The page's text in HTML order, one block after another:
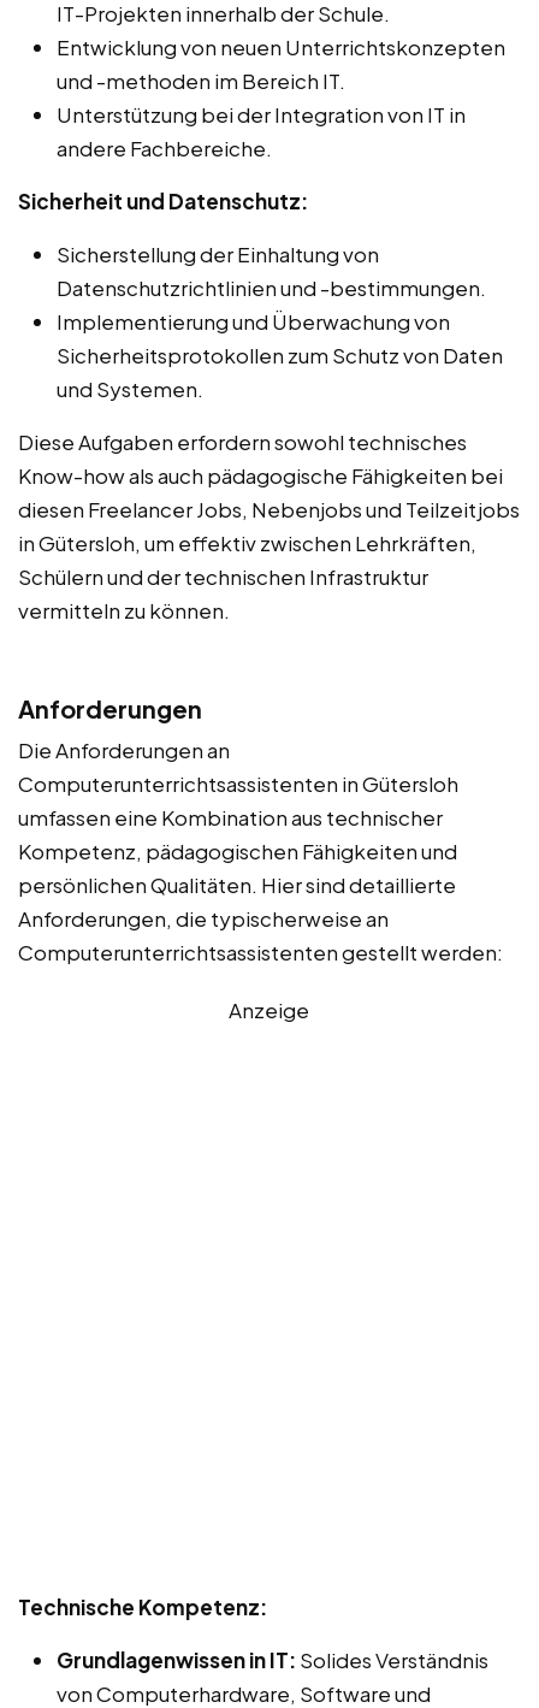
IT-Projekten innerhalb der Schule.
Entwicklung von neuen Unterrichtskonzepten
und -methoden im Bereich IT.
Unterstützung bei der Integration von IT in
andere Fachbereiche.
Sicherheit und Datenschutz:
Sicherstellung der Einhaltung von
Datenschutzrichtlinien und -bestimmungen.
Implementierung und Überwachung von
Sicherheitsprotokollen zum Schutz von Daten
und Systemen.
Diese Aufgaben erfordern sowohl technisches
Know-how als auch pädagogische Fähigkeiten bei
diesen Freelancer Jobs, Nebenjobs und Teilzeitjobs
in Gütersloh, um effektiv zwischen Lehrkräften,
Schülern und der technischen Infrastruktur
vermitteln zu können.
Anforderungen
Die Anforderungen an
Computerunterrichtsassistenten in Gütersloh
umfassen eine Kombination aus technischer
Kompetenz, pädagogischen Fähigkeiten und
persönlichen Qualitäten. Hier sind detaillierte
Anforderungen, die typischerweise an
Computerunterrichtsassistenten gestellt werden:
Anzeige
Technische Kompetenz:
Grundlagenwissen in IT: Solides Verständnis
von Computerhardware, Software und